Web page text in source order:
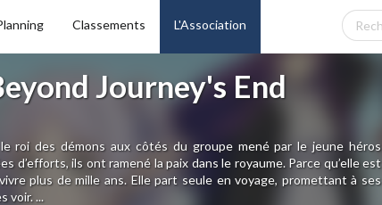
Classements L'Association
Journey's End
le roi des démons aux côtés du groupe mené par le jeune héros
d’efforts, ils ont ramené la paix dans le royaume. Parce qu’elle est
plus de mille ans. Elle part seule en voyage, promettant à ses
voir. ...